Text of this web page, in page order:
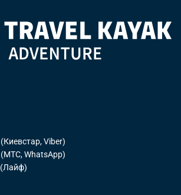
(Киевстар, Viber)
(МТС, WhatsApp)
(Лайф)